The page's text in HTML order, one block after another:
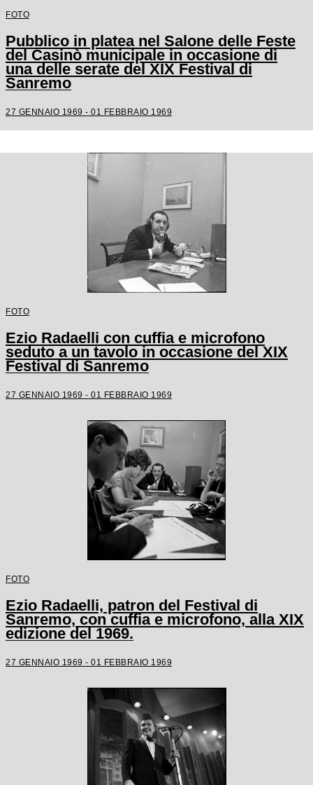
FOTO
Pubblico in platea nel Salone delle Feste
del Casinò municipale in occasione di
una delle serate del XIX Festival di
Sanremo
27 GENNAIO 1969 - 01 FEBBRAIO 1969
FOTO
Ezio Radaelli con cuffia e microfono
seduto a un tavolo in occasione del XIX
Festival di Sanremo
27 GENNAIO 1969 - 01 FEBBRAIO 1969
FOTO
Ezio Radaelli, patron del Festival di
Sanremo, con cuffia e microfono, alla XIX
edizione del 1969.
27 GENNAIO 1969 - 01 FEBBRAIO 1969